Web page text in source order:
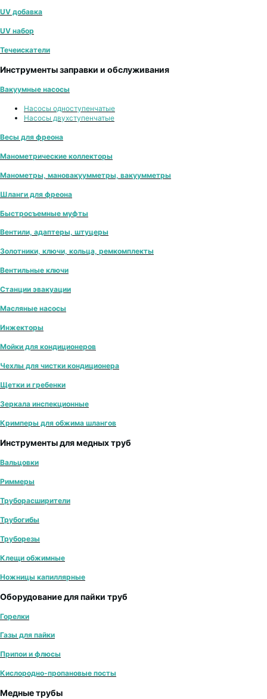
UV добавка
UV набор
Течеискатели
Инструменты заправки и обслуживания
Вакуумные насосы
Насосы одноступенчатые
Насосы двухступенчатые
Весы для фреона
Манометрические коллекторы
Манометры, мановакуумметры, вакуумметры
Шланги для фреона
Быстросъемные муфты
Вентили, адаптеры, штуцеры
Золотники, ключи, кольца, ремкомплекты
Вентильные ключи
Станции эвакуации
Масляные насосы
Инжекторы
Мойки для кондиционеров
Чехлы для чистки кондиционера
Щетки и гребенки
Зеркала инспекционные
Кримперы для обжима шлангов
Инструменты для медных труб
Вальцовки
Риммеры
Труборасширители
Трубогибы
Труборезы
Клещи обжимные
Ножницы капиллярные
Оборудование для пайки труб
Горелки
Газы для пайки
Припои и флюсы
Кислородно-пропановые посты
Медные трубы